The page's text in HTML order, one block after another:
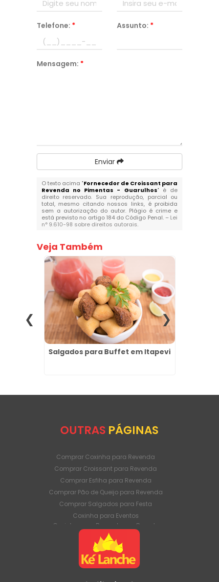
Telefone: * Assunto: *
Mensagem: *
Enviar
O texto acima "Fornecedor de Croissant para
Revenda no Pimentas - Guarulhos" é de
direito reservado. Sua reprodução, parcial ou
total, mesmo citando nossos links, é proibida
sem a autorização do autor. Plágio é crime e
está previsto no artigo 184 do Código Penal. – Lei
n° 9.610-98 sobre direitos autorais.
Veja Também
Salgados para Buffet em Itapevi
OUTRAS PÁGINAS
Comprar Coxinha para Revenda
Comprar Croissant para Revenda
Comprar Esfiha para Revenda
Comprar Pão de Queijo para Revenda
Comprar Salgados para Festa
Coxinha para Eventos
Coxinha para Revenda em Grande
Quantidade
Coxinha para Venda Direto da Fábrica
Coxinha para Venda em Atacado
Croissant para Revenda em Grande